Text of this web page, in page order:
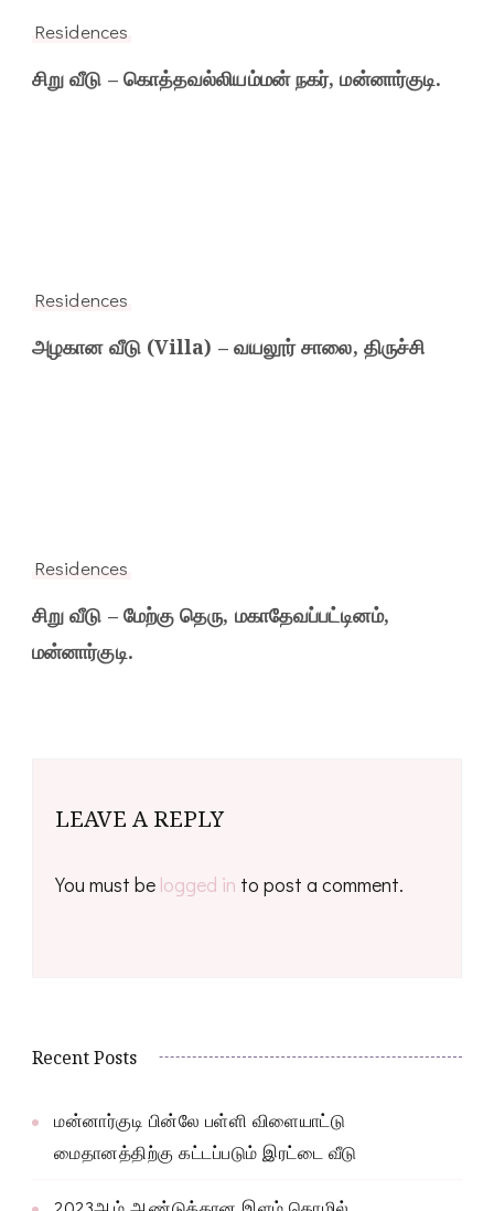
Residences
சிறு வீடு – கொத்தவல்லியம்மன் நகர், மன்னார்குடி.
Residences
அழகான வீடு (Villa) – வயலூர் சாலை, திருச்சி
Residences
சிறு வீடு – மேற்கு தெரு, மகாதேவப்பட்டினம்,
மன்னார்குடி.
LEAVE A REPLY
You must be logged in to post a comment.
Recent Posts
மன்னார்குடி பின்லே பள்ளி விளையாட்டு
மைதானத்திற்கு கட்டப்படும் இரட்டை வீடு